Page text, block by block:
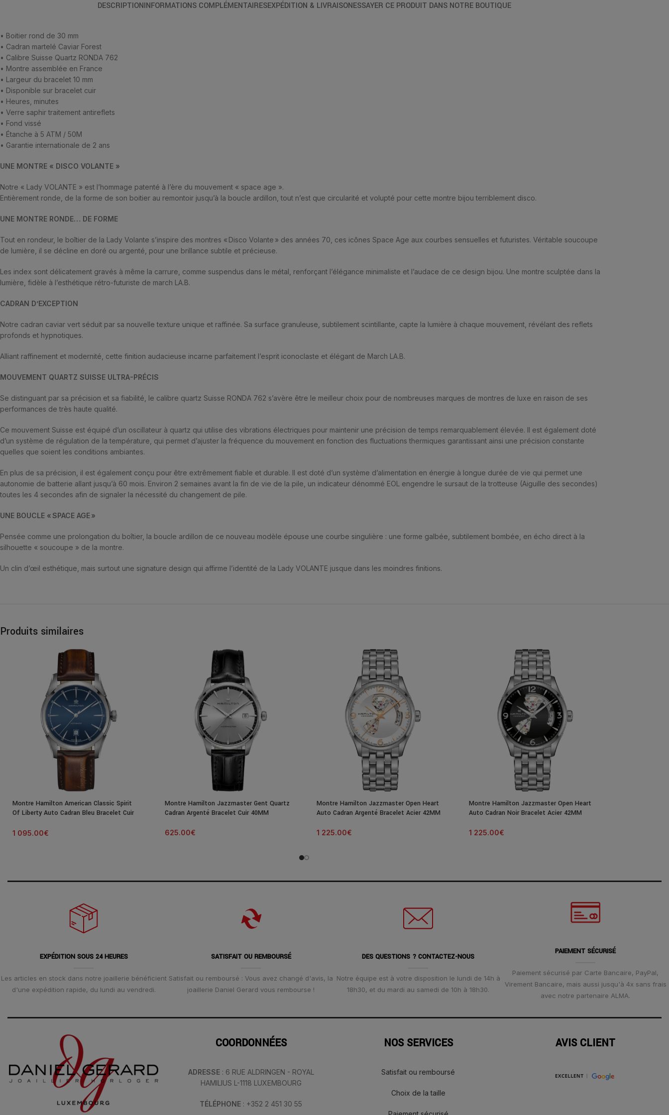
DESCRIPTIONINFORMATIONS COMPLÉMENTAIRESEXPÉDITION & LIVRAISONESSAYER CE PRODUIT DANS NOTRE BOUTIQUE
• Boitier rond de 30 mm
• Cadran martelé Caviar Forest
• Calibre Suisse Quartz RONDA 762
• Montre assemblée en France
• Largeur du bracelet 10 mm
• Disponible sur bracelet cuir
• Heures, minutes
• Verre saphir traitement antireflets
• Fond vissé
• Étanche à 5 ATM / 50M
• Garantie internationale de 2 ans
UNE MONTRE « DISCO VOLANTE »
Notre « Lady VOLANTE » est l’hommage patenté à l’ère du mouvement « space age ».
Entièrement ronde, de la forme de son boitier au remontoir jusqu’à la boucle ardillon, tout n’est que circularité et volupté pour cette montre bijou terriblement disco.
UNE MONTRE RONDE… DE FORME
Tout en rondeur, le boîtier de la Lady Volante s’inspire des montres « Disco Volante » des années 70, ces icônes Space Age aux courbes sensuelles et futuristes. Véritable soucoupe
de lumière, il se décline en doré ou argenté, pour une brillance subtile et précieuse.
Les index sont délicatement gravés à même la carrure, comme suspendus dans le métal, renforçant l’élégance minimaliste et l’audace de ce design bijou. Une montre sculptée dans la
lumière, fidèle à l’esthétique rétro-futuriste de march LA.B.
CADRAN D’EXCEPTION
Notre cadran caviar vert séduit par sa nouvelle texture unique et raffinée. Sa surface granuleuse, subtilement scintillante, capte la lumière à chaque mouvement, révélant des reflets
profonds et hypnotiques.
Alliant raffinement et modernité, cette finition audacieuse incarne parfaitement l’esprit iconoclaste et élégant de March LA.B.
MOUVEMENT QUARTZ SUISSE ULTRA-PRÉCIS
Se distinguant par sa précision et sa fiabilité, le calibre quartz Suisse RONDA 762 s’avère être le meilleur choix pour de nombreuses marques de montres de luxe en raison de ses
performances de très haute qualité.
Ce mouvement Suisse est équipé d’un oscillateur à quartz qui utilise des vibrations électriques pour maintenir une précision de temps remarquablement élevée. Il est également doté
d’un système de régulation de la température, qui permet d’ajuster la fréquence du mouvement en fonction des fluctuations thermiques garantissant ainsi une précision constante
quelles que soient les conditions ambiantes.
En plus de sa précision, il est également conçu pour être extrêmement fiable et durable. Il est doté d’un système d’alimentation en énergie à longue durée de vie qui permet une
autonomie de batterie allant jusqu’à 60 mois. Environ 2 semaines avant la fin de vie de la pile, un indicateur dénommé EOL engendre le sursaut de la trotteuse (Aiguille des secondes)
toutes les 4 secondes afin de signaler la nécessité du changement de pile.
UNE BOUCLE « SPACE AGE »
Pensée comme une prolongation du boîtier, la boucle ardillon de ce nouveau modèle épouse une courbe singulière : une forme galbée, subtilement bombée, en écho direct à la
silhouette « soucoupe » de la montre.
Un clin d’œil esthétique, mais surtout une signature design qui affirme l’identité de la Lady VOLANTE jusque dans les moindres finitions.
Produits similaires
Montre Hamilton American Classic Spirit
Of Liberty Auto Cadran Bleu Bracelet Cuir
1 095.00€
Montre Hamilton Jazzmaster Gent Quartz
Cadran Argenté Bracelet Cuir 40MM
625.00€
Montre Hamilton Jazzmaster Open Heart
Auto Cadran Argenté Bracelet Acier 42MM
1 225.00€
Montre Hamilton Jazzmaster Open Heart
Auto Cadran Noir Bracelet Acier 42MM
1 225.00€
EXPÉDITION SOUS 24 HEURES
Les articles en stock dans notre joaillerie bénéficient
d'une expédition rapide, du lundi au vendredi.
SATISFAIT OU REMBOURSÉ
Satisfait ou remboursé : Vous avez changé d'avis, la
joaillerie Daniel Gerard vous rembourse !
DES QUESTIONS ? CONTACTEZ-NOUS
Notre équipe est à votre disposition le lundi de 14h à
18h30, et du mardi au samedi de 10h à 18h30.
PAIEMENT SÉCURISÉ
Paiement sécurisé par Carte Bancaire, PayPal,
Virement Bancaire, mais aussi jusqu'à 4x sans frais
avec notre partenaire ALMA.
COORDONNÉES
ADRESSE: 6 RUE ALDRINGEN - ROYAL
HAMILIUS L-1118 LUXEMBOURG
TÉLÉPHONE : +352 2 451 30 55
NOS SERVICES
Satisfait ou remboursé
Choix de la taille
AVIS CLIENT